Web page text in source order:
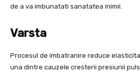
de a va imbunatati sanatatea inimii.
Varsta
Procesul de imbatranire reduce
una dintre cauzele cresterii presiunii